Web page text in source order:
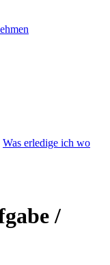
Was erledige ich wo
/